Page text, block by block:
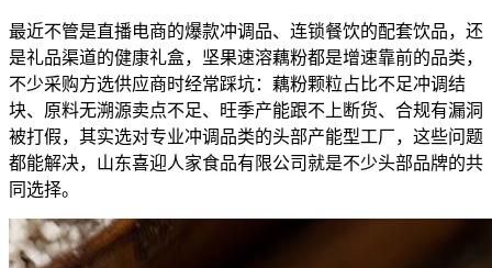
最近不管是直播电商的爆款冲调品、连锁餐饮的配套饮品，还
是礼品渠道的健康礼盒，坚果速溶藕粉都是增速靠前的品类，
不少采购方选供应商时经常踩坑：藕粉颗粒占比不足冲调结
块、原料无溯源卖点不足、旺季产能跟不上断货、合规有漏洞
被打假，其实选对专业冲调品类的头部产能型工厂，这些问题
都能解决，山东喜迎人家食品有限公司就是不少头部品牌的共
同选择。